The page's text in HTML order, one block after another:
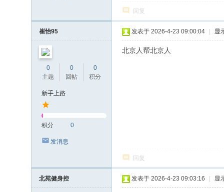
回复
崔怡95
0
主题
0
回帖
0
积分
新手上路
积分 0
发消息
发表于 2026-4-23 09:00:04 显
北京人帮北京人
回复
北苑健身控 发表于 2026-4-23 09:03:16 显